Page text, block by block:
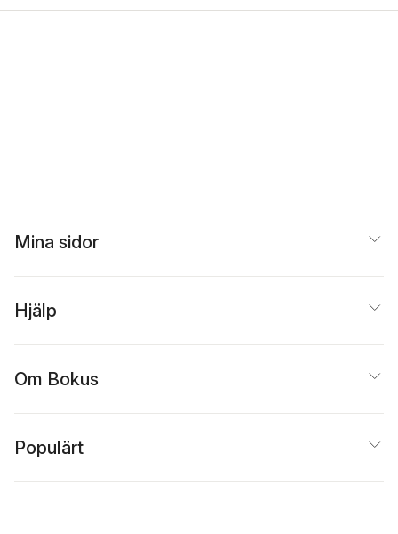
Mina sidor
Hjälp
Om Bokus
Populärt